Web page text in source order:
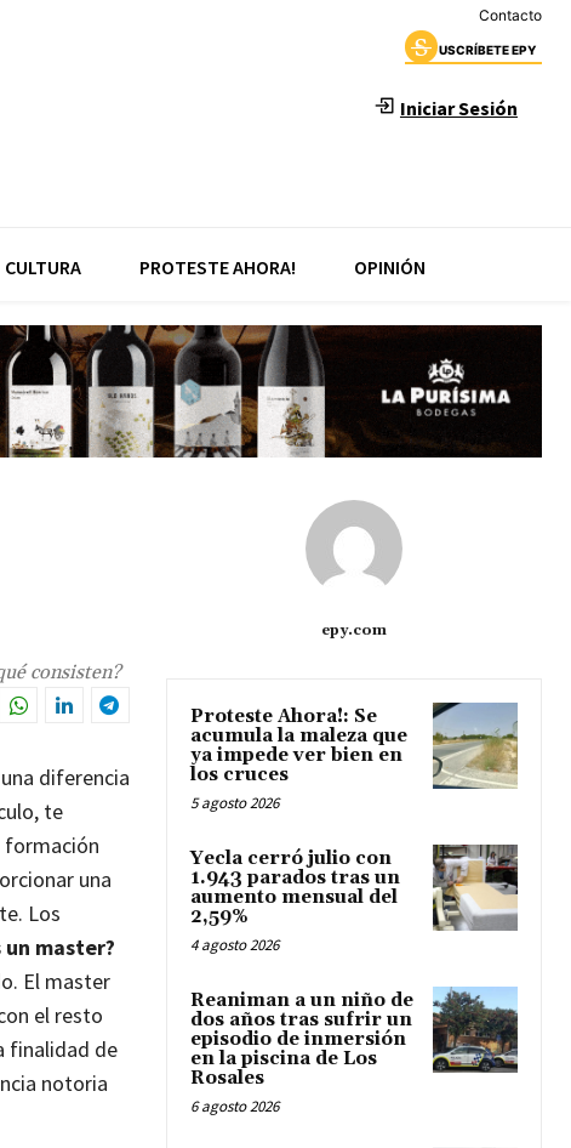
Contacto
USCRÍBETE EPY
Iniciar Sesión
CULTURA PROTESTE AHORA! OPINIÓN
consisten?
diferencia
te
formación
una
Los
un master?
El master
el resto
finalidad de
notoria
epy.com
Proteste Ahora!: Se
acumula la maleza que
ya impede ver bien en
los cruces
5 agosto 2026
Yecla cerró julio con
1.943 parados tras un
aumento mensual del
2,59%
4 agosto 2026
Reaniman a un niño de
dos años tras sufrir un
episodio de inmersión
en la piscina de Los
Rosales
6 agosto 2026